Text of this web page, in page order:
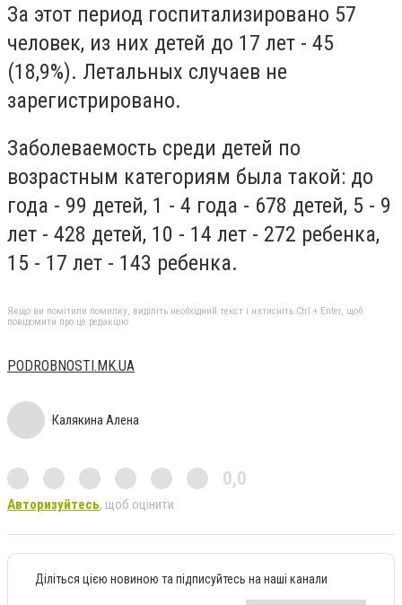
За этот период госпитализировано 57
человек, из них детей до 17 лет - 45
(18,9%). Летальных случаев не
зарегистрировано.
Заболеваемость среди детей по
возрастным категориям была такой: до
года - 99 детей, 1 - 4 года - 678 детей, 5 - 9
лет - 428 детей, 10 - 14 лет - 272 ребенка,
15 - 17 лет - 143 ребенка.
Якщо ви помітили помилку, виділіть необхідний текст і натисніть Ctrl + Enter, щоб
повідомити про це редакцію
PODROBNOSTI.MK.UA
Калякина Алена
0,0
Авторизуйтесь, щоб оцінити
Діліться цією новиною та підписуйтесь на наші канали